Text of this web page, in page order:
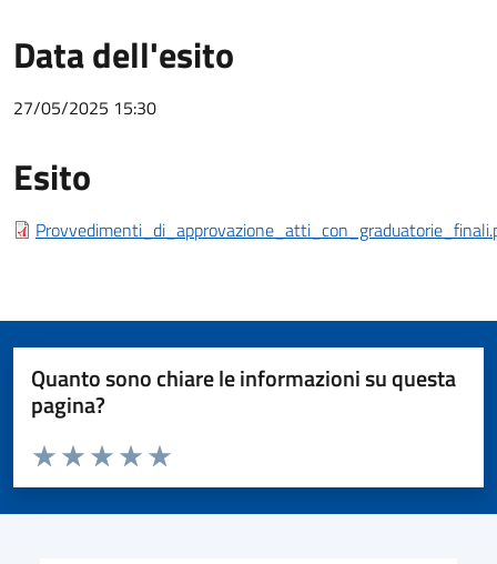
Data dell'esito
27/05/2025 15:30
Esito
Esito bando
Quanto sono chiare le informazioni su questa
pagina?
Valuta da 1 a 5 stelle la pagina
Valuta 5 stelle su 5
Valuta 4 stelle su 5
Valuta 3 stelle su 5
Valuta 2 stelle su 5
Valuta 1 stelle su 5